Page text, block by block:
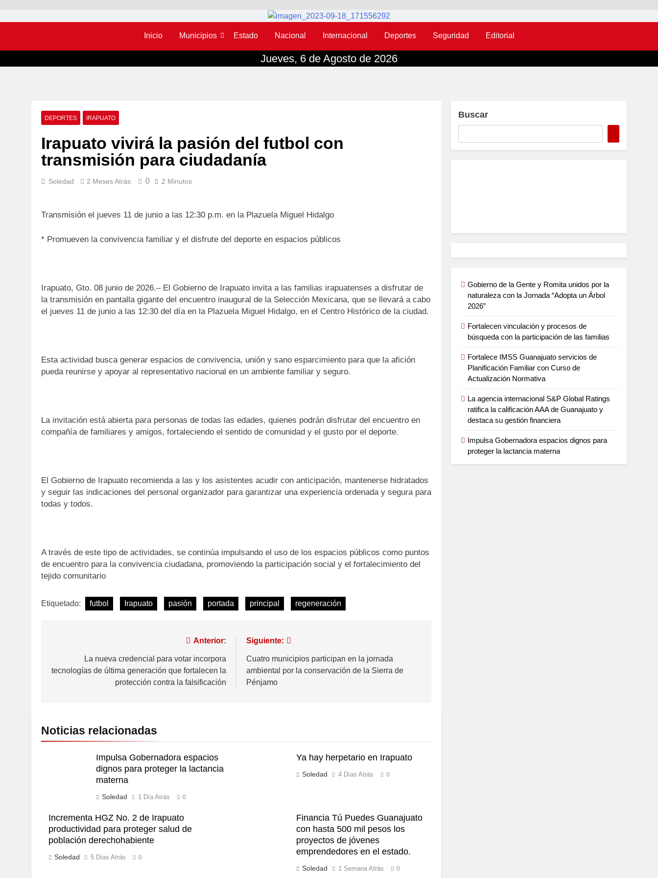
Inicio Municipios Estado Nacional Internacional Deportes Seguridad Editorial
Jueves, 6 de Agosto de 2026
DEPORTES IRAPUATO
Irapuato vivirá la pasión del futbol con
transmisión para ciudadanía
Soledad 2 Meses Atrás 0 2 Minutos
Transmisión el jueves 11 de junio a las 12:30 p.m. en la Plazuela Miguel Hidalgo
* Promueven la convivencia familiar y el disfrute del deporte en espacios públicos
Irapuato, Gto. 08 junio de 2026.– El Gobierno de Irapuato invita a las familias irapuatenses a disfrutar de
la transmisión en pantalla gigante del encuentro inaugural de la Selección Mexicana, que se llevará a cabo
el jueves 11 de junio a las 12:30 del día en la Plazuela Miguel Hidalgo, en el Centro Histórico de la ciudad.
Esta actividad busca generar espacios de convivencia, unión y sano esparcimiento para que la afición
pueda reunirse y apoyar al representativo nacional en un ambiente familiar y seguro.
La invitación está abierta para personas de todas las edades, quienes podrán disfrutar del encuentro en
compañía de familiares y amigos, fortaleciendo el sentido de comunidad y el gusto por el deporte.
El Gobierno de Irapuato recomienda a las y los asistentes acudir con anticipación, mantenerse hidratados
y seguir las indicaciones del personal organizador para garantizar una experiencia ordenada y segura para
todas y todos.
A través de este tipo de actividades, se continúa impulsando el uso de los espacios públicos como puntos
de encuentro para la convivencia ciudadana, promoviendo la participación social y el fortalecimiento del
tejido comunitario
Etiquetado: futbol Irapuato pasión portada principal regeneración
Anterior:
La nueva credencial para votar incorpora
tecnologías de última generación que fortalecen la
protección contra la falsificación
Siguiente:
Cuatro municipios participan en la jornada
ambiental por la conservación de la Sierra de
Pénjamo
Noticias relacionadas
Impulsa Gobernadora espacios
dignos para proteger la lactancia
materna
Soledad 1 Día Atrás 0
Ya hay herpetario en Irapuato
Soledad 4 Días Atrás 0
Incrementa HGZ No. 2 de Irapuato
productividad para proteger salud de
población derechohabiente
Soledad 5 Días Atrás 0
Financia Tú Puedes Guanajuato
con hasta 500 mil pesos los
proyectos de jóvenes
emprendedores en el estado.
Soledad 1 Semana Atrás 0
Buscar
Gobierno de la Gente y Romita unidos por la
naturaleza con la Jornada “Adopta un Árbol
2026”
Fortalecen vinculación y procesos de
búsqueda con la participación de las familias
Fortalece IMSS Guanajuato servicios de
Planificación Familiar con Curso de
Actualización Normativa
La agencia internacional S&P Global Ratings
ratifica la calificación AAA de Guanajuato y
destaca su gestión financiera
Impulsa Gobernadora espacios dignos para
proteger la lactancia materna